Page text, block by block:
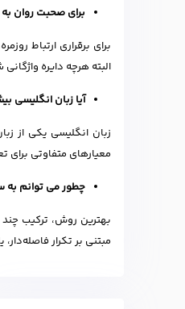
برای صحبت روان
البته هرچه دایره
آیا زبان انگلیسی
زبان انگلیسی یکی از
معیارهای متفاوتی
چطور می توانم به
بهترین روش، ترکیب
مبتنی بر تکرار